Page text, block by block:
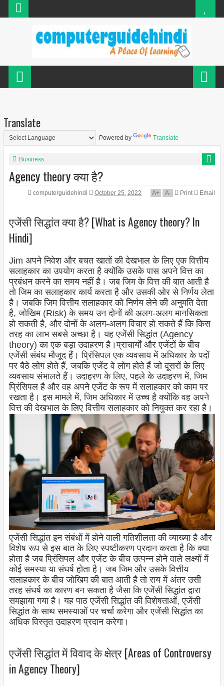
Translate
Powered by Translate
Business
Agency theory क्या है?
computerguidehindi October 25, 2022 A+ A- Print Email
एजेंसी सिद्धांत क्या है? [What is Agency theory? In
Hindi]
Jim अपने निवेश और बचत खातों की देखभाल के लिए एक वित्तीय
सलाहकार का उपयोग करता है क्योंकि उसके पास अपने वित्त का
प्रबंधन करने का समय नहीं है। जब जिम के वित्त की बात आती है
तो जिम का सलाहकार कार्य करता है और उसकी ओर से निर्णय लेता
है। जबकि जिम वित्तीय सलाहकार को निर्णय लेने की अनुमति देता
है, जोखिम (Risk) के समय उन दोनों की अलग-अलग मानसिकता
हो सकती है, और दोनों के अलग-अलग विचार हो सकते हैं कि किस
तरह का लाभ सबसे अच्छा है। यह एजेंसी सिद्धांत (Agency
theory) का एक बड़ा उदाहरण है।प्राचार्यों और एजेंटों के बीच
एजेंसी संबंध मौजूद हैं। प्रिंसिपल एक व्यवसाय में अधिकार के पदों
पर बैठे लोग होते हैं, जबकि एजेंट वे लोग होते हैं जो दूसरों के लिए
व्यवसाय संभालते हैं। उदाहरण के लिए, पहले के उदाहरण में, जिम
प्रिंसिपल है और वह अपने एजेंट के रूप में सलाहकार को काम पर
रखता है। इस मामले में, जिम अधिकार में उच्च है क्योंकि वह अपने
वित्त की देखभाल के लिए वित्तीय सलाहकार को नियुक्त कर रहा है।
एजेंसी सिद्धांत इन संबंधों में होने वाली गतिशीलता की व्याख्या है और
विशेष रूप से इस बात के लिए स्पष्टीकरण प्रदान करता है कि क्या
होता है जब प्रिंसिपल और एजेंट के बीच उत्पन्न होने वाले लक्ष्यों में
कोई समस्या या संघर्ष होता है। जब जिम और उसके वित्तीय
सलाहकार के बीच जोखिम की बात आती है तो राय में अंतर उसी
तरह संघर्ष का कारण बन सकता है जैसा कि एजेंसी सिद्धांत द्वारा
समझाया गया है। यह पाठ एजेंसी सिद्धांत की विशेषताओं, एजेंसी
सिद्धांत के साथ समस्याओं पर चर्चा करेगा और एजेंसी सिद्धांत का
अधिक विस्तृत उदाहरण प्रदान करेगा।
एजेंसी सिद्धांत में विवाद के क्षेत्र [Areas of Controversy
in Agency Theory]